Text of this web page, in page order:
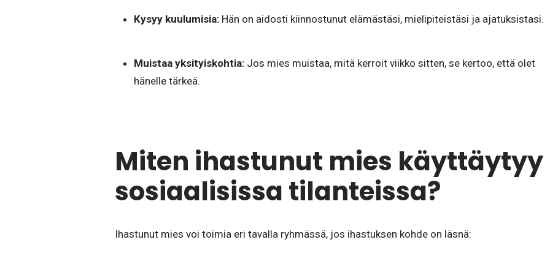
Kysyy kuulumisia:Hän on aidosti kiinnostunut elämästäsi, mielipiteistäsi ja ajatuksistasi.
Muistaa yksityiskohtia:Jos mies muistaa, mitä kerroit viikko sitten, se kertoo, että olet
hänelle tärkeä.
Miten ihastunut mies käyttäytyy
sosiaalisissa tilanteissa?
Ihastunut mies voi toimia eri tavalla ryhmässä, jos ihastuksen kohde on läsnä: